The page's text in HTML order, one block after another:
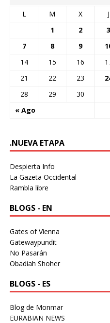
L M X J
« Ago
1 2 3
7
8 9
14
15 16
21
22 23
28
29 30
.NUEVA ETAPA
Despierta Info
La Gazeta Occidental
Rambla libre
BLOGS - EN
Gates of Vienna
Gatewaypundit
No Pasarán
Obadiah Shoher
BLOGS - ES
Blog de Monmar
EURABIAN NEWS